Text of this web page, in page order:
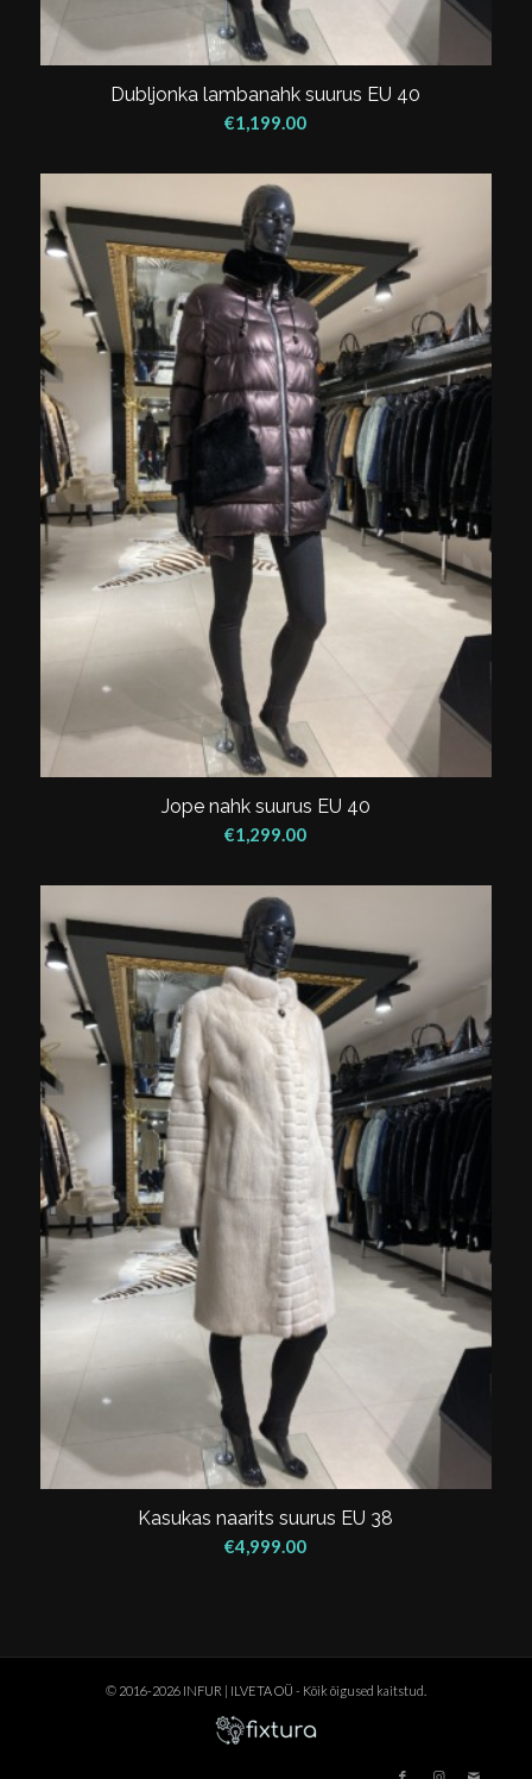
Dubljonka lambanahk suurus EU 40
€1,199.00
Jope nahk suurus EU 40
€1,299.00
Kasukas naarits suurus EU 38
€4,999.00
© 2016-2026 INFUR | ILVETA OÜ - Kõik õigused kaitstud.